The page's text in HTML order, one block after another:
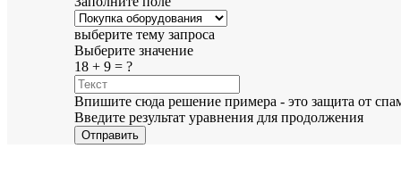
выберите тему запроса
Выберите значение
18 + 9 = ?
Впишите сюда решение примера - это защита от
Введите результат уравнения для продолжения
Отправить